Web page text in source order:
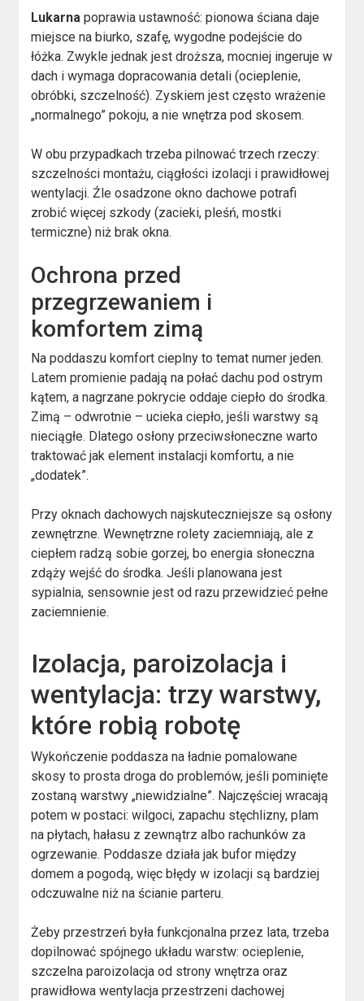
Lukarna poprawia ustawność: pionowa ściana daje
miejsce na biurko, szafę, wygodne podejście do
łóżka. Zwykle jednak jest droższa, mocniej ingeruje w
dach i wymaga dopracowania detali (ocieplenie,
obróbki, szczelność). Zyskiem jest często wrażenie
„normalnego” pokoju, a nie wnętrza pod skosem.
W obu przypadkach trzeba pilnować trzech rzeczy:
szczelności montażu, ciągłości izolacji i prawidłowej
wentylacji. Źle osadzone okno dachowe potrafi
zrobić więcej szkody (zacieki, pleśń, mostki
termiczne) niż brak okna.
Ochrona przed
przegrzewaniem i
komfortem zimą
Na poddaszu komfort cieplny to temat numer jeden.
Latem promienie padają na połać dachu pod ostrym
kątem, a nagrzane pokrycie oddaje ciepło do środka.
Zimą – odwrotnie – ucieka ciepło, jeśli warstwy są
nieciągłe. Dlatego osłony przeciwsłoneczne warto
traktować jak element instalacji komfortu, a nie
„dodatek”.
Przy oknach dachowych najskuteczniejsze są osłony
zewnętrzne. Wewnętrzne rolety zaciemniają, ale z
ciepłem radzą sobie gorzej, bo energia słoneczna
zdąży wejść do środka. Jeśli planowana jest
sypialnia, sensownie jest od razu przewidzieć pełne
zaciemnienie.
Izolacja, paroizolacja i
wentylacja: trzy warstwy,
które robią robotę
Wykończenie poddasza na ładnie pomalowane
skosy to prosta droga do problemów, jeśli pominięte
zostaną warstwy „niewidzialne”. Najczęściej wracają
potem w postaci: wilgoci, zapachu stęchlizny, plam
na płytach, hałasu z zewnątrz albo rachunków za
ogrzewanie. Poddasze działa jak bufor między
domem a pogodą, więc błędy w izolacji są bardziej
odczuwalne niż na ścianie parteru.
Żeby przestrzeń była funkcjonalna przez lata, trzeba
dopilnować spójnego układu warstw: ocieplenie,
szczelna paroizolacja od strony wnętrza oraz
prawidłowa wentylacja przestrzeni dachowej